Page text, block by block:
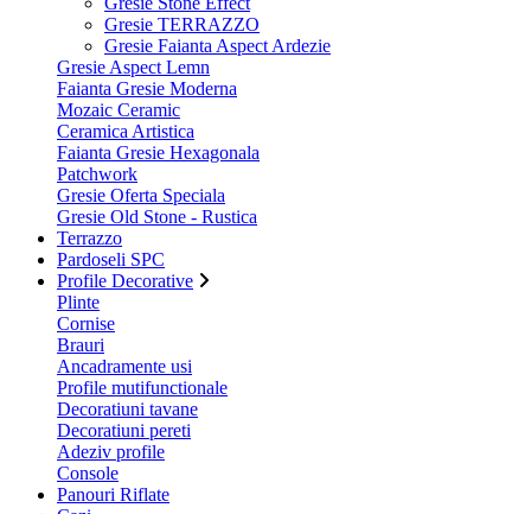
Gresie TERRAZZO
Gresie Faianta Aspect Ardezie
Gresie Aspect Lemn
Faianta Gresie Moderna
Mozaic Ceramic
Ceramica Artistica
Faianta Gresie Hexagonala
Patchwork
Gresie Oferta Speciala
Gresie Old Stone - Rustica
Terrazzo
Pardoseli SPC
Profile Decorative
Plinte
Cornise
Brauri
Ancadramente usi
Profile mutifunctionale
Decoratiuni tavane
Decoratiuni pereti
Adeziv profile
Console
Panouri Riflate